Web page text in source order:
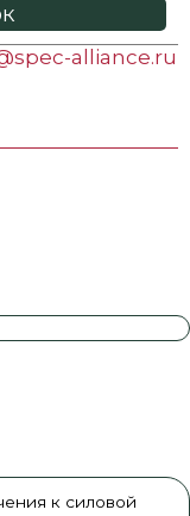
alliance.ru
к силовой